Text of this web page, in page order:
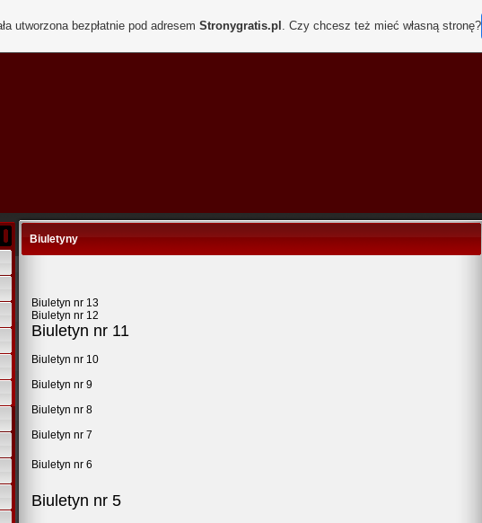
Biuletyny
Biuletyn nr 13
Biuletyn nr 12
Biuletyn nr 11
Biuletyn nr 10
Biuletyn nr 9
Biuletyn nr 8
Biuletyn nr 7
Biuletyn nr 6
Biuletyn nr 5
utworzona bezpłatnie pod adresem Stronygratis.pl . Czy chcesz też mieć własną stronę?